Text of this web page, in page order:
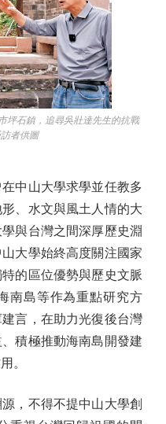
坪石鎮，追尋吳壯達先生的抗戰
者供圖
中山大學求學並任教多
、水文與風土人情的大
與台灣之間深厚歷史淵
大學始終高度關注國家
的區位優勢與歷史文脈
南島等作為重點研究方
言，在助力光復後台灣
積極推動海南島開發建
。
，不得不提中山大學創